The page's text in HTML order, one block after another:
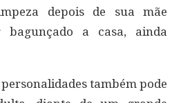
depois de sua mãe
bagunçado a casa, ainda
também pode